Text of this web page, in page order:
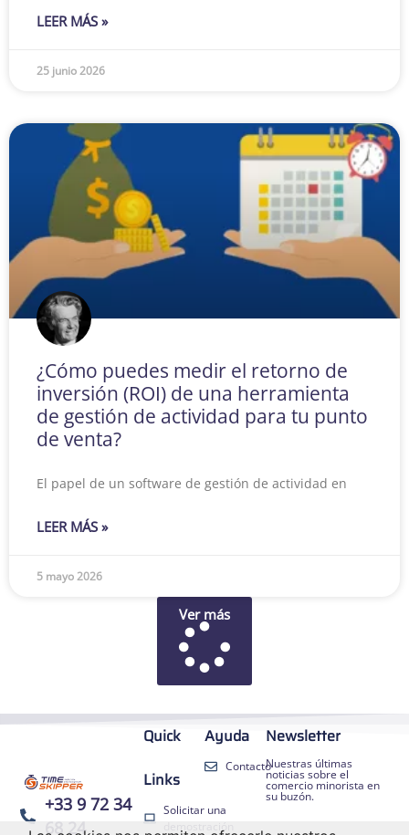
LEER MÁS »
25 junio 2026
¿Cómo puedes medir el retorno de
inversión (ROI) de una herramienta
de gestión de actividad para tu punto
de venta?
El papel de un software de gestión de actividad en
LEER MÁS »
5 mayo 2026
Ver más
+33 9 72 34
68 24
Quick
Links
Solicitar una
demostración
Ayuda
Contacto
Newsletter
Nuestras últimas
noticias sobre el
comercio minorista en
su buzón.